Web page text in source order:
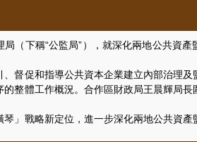
台”，公眾可瀏覽公監局網頁 (
下稱“公監局”），就深化兩地公共資產
促和指導公共資本企業建立內部治理及
整體工作概況。合作區財政局王晨輝局
戰略新定位，進一步深化兩地公共資產